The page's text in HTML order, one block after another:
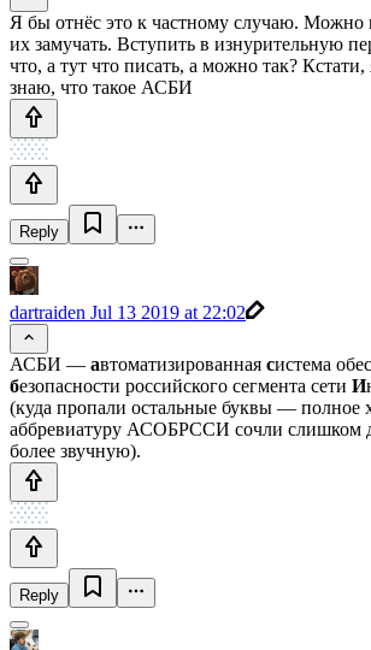
Я бы отнёс это к частному случаю. Можно
их замучать. Вступить в изнурительную
что, а тут что писать, а можно так?
знаю, что такое АСБИ
Reply
dartraiden Jul 13 2019 at 22:02
АСБИ — автоматизированная система
безопасности российского сегмента сети И
(куда пропали остальные буквы — полное
аббревиатуру АСОБРССИ сочли слишком
более звучную).
Reply